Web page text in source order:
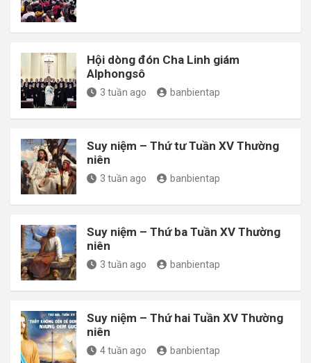
Hội dòng đón Cha Linh giám
Alphongsô
3 tuần ago banbientap
Suy niệm – Thứ tư Tuần XV Thường
niên
3 tuần ago banbientap
Suy niệm – Thứ ba Tuần XV Thường
niên
3 tuần ago banbientap
Suy niệm – Thứ hai Tuần XV Thường
niên
4 tuần ago banbientap